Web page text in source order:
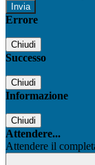
Errore
Chiudi
Successo
Chiudi
Informazione
Chiudi
Attendere...
Attendere il